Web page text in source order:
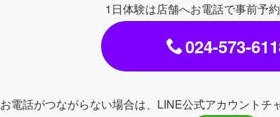
1日体験は店舗へお電話で事前予約
024-573-
お電話がつながらない場合は、LINE公式アカウントチ